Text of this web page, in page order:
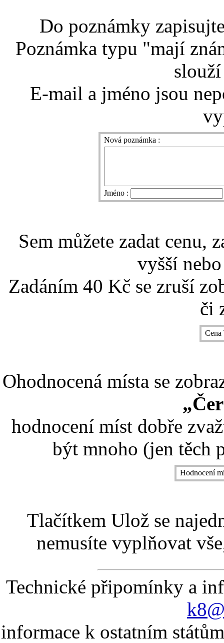
Do poznámky
Poznámka typu "mají
E-mail a jméno jsou
Nová poznámka :
Jméno :
Sem můžete zadat cenu,
vyšší
Zadáním 40 Kč se zruší
či
Ohodnocená místa se
hodnocení míst dobře
být mnoho (jen těch
Hodnocení
Tlačítkem Ulož se
nemusíte vyplňovat
Technické připomínky a
informace k ostatním